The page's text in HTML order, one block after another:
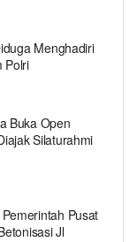
Menghadiri
Polri
Buka Open
Silaturahmi
Pusat
Jl